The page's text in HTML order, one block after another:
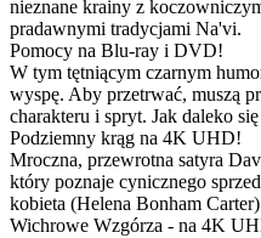
nieznane krainy z
pradawnymi tradycjami Na'vi.
Pomocy na Blu-ray i DVD!
W tym tętniącym czarnym
wyspę. Aby przetrwać, muszą
charakteru i spryt. Jak daleko
Podziemny krąg na 4K UHD!
Mroczna, przewrotna satyra
który poznaje cynicznego
kobieta (Helena Bonham
Wichrowe Wzgórza - na 4K